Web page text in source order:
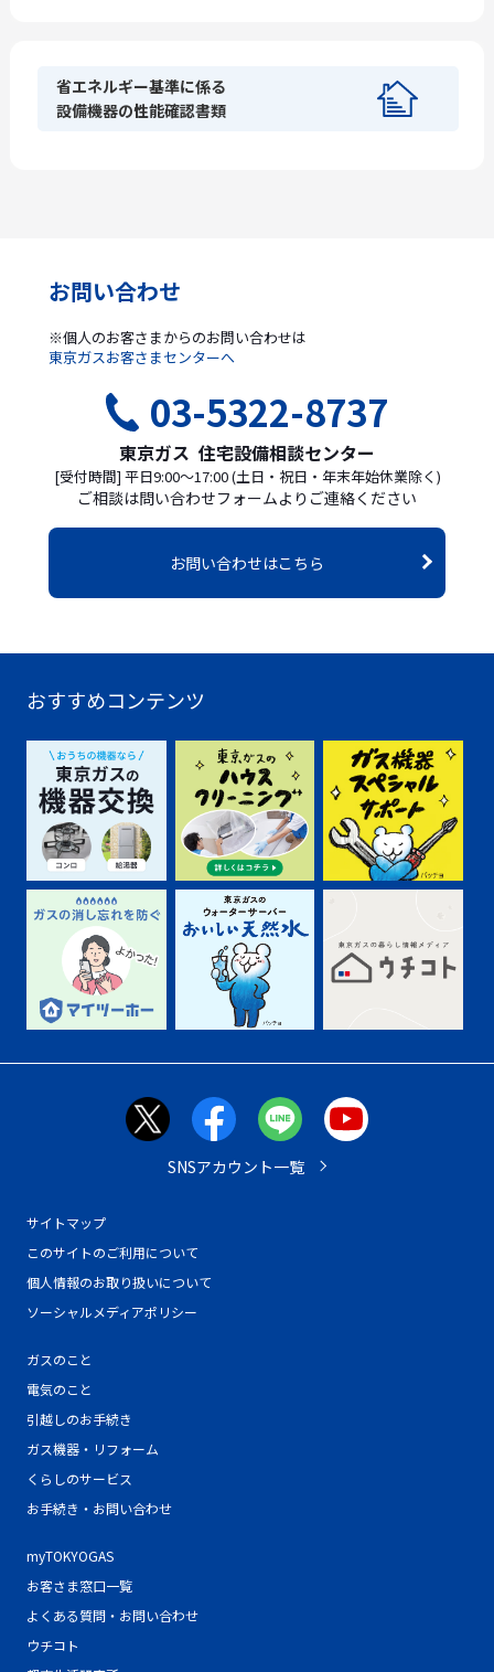
省エネルギー基準に係る
設備機器の性能確認書類
お問い合わせ
※個人のお客さまからのお問い合わせは
東京ガスお客さまセンターへ
03-5322-8737
東京ガス 住宅設備相談センター
[受付時間] 平日9:00〜17:00 (土日・祝日・年末年始休業除く)
ご相談は問い合わせフォームよりご連絡ください
お問い合わせはこちら
おすすめコンテンツ
サイトマップ
このサイトのご利用について
個人情報のお取り扱いについて
ソーシャルメディアポリシー
ガスのこと
電気のこと
引越しのお手続き
ガス機器・リフォーム
くらしのサービス
お手続き・お問い合わせ
myTOKYOGAS
お客さま窓口一覧
よくある質問・お問い合わせ
ウチコト
SNSアカウント一覧